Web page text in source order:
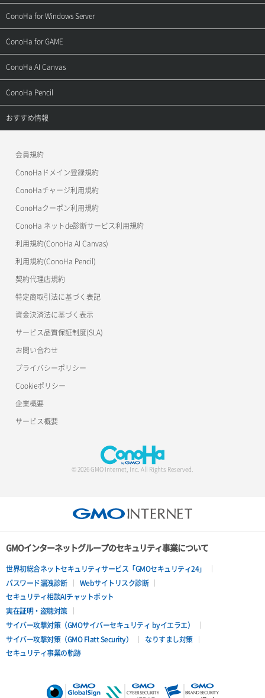
用語集
お問い合わせ
ご利用ガイド
お乗り換えガイド
よくある質問
サポートトップ
ご利用ガイド
APIドキュメントVPS2.0
APIドキュメントVPS3.0
ConoHa for Windows Server
サポートトップ
ご利用ガイド
APIドキュメントVPS2.0
APIドキュメントVPS3.0
ConoHa for GAME
サポートトップ
ご利用ガイド
ConoHa AI Canvas
サポートトップ
ご利用ガイド
ConoHa Pencil
サポートトップ
おすすめ情報
美雲このは徹底ガイド
会員規約
ConoHaドメイン登録規約
ConoHaチャージ利用規約
ConoHaクーポン利用規約
ConoHa ネットde診断サービス利用規約
利用規約(ConoHa AI Canvas)
利用規約(ConoHa Pencil)
契約代理店規約
特定商取引法に基づく表記
資金決済法に基づく表示
サービス品質保証制度(SLA)
お問い合わせ
プライバシーポリシー
Cookieポリシー
企業概要
サービス概要
© 2026 GMO Internet, Inc. All Rights Reserved.
GMOインターネットグループのセキュリティ事業について
世界初総合ネットセキュリティサービス「GMOセキュリティ24」
パスワード漏洩診断
Webサイトリスク診断
セキュリティ相談AIチャットボット
実在証明・盗聴対策
サイバー攻撃対策（GMOサイバーセキュリティ byイエラエ）
サイバー攻撃対策（GMO Flatt Security）
なりすまし対策
セキュリティ事業の軌跡